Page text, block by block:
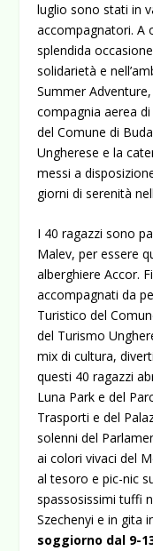
luglio sono stati in
accompagnatori.A
splendida
solidarietà e
Summer
compagnia aerea
del Comune di
Ungherese e la
messi a
giorni di serenità
I 40 ragazzi sono
Malev, per essere
alberghiere Accor.
accompagnati da
Turistico del
del Turismo
mix di cultura,
questi 40 ragazzi
Luna Park e del
Trasporti e del
solenni del
ai colori vivaci del
al tesoro e pic-nic
spassosissimi tuffi
Szechenyi e in gita
soggiorno dal 9-